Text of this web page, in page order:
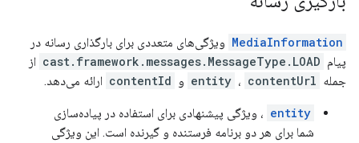
MediaInformation ویژگی‌های متعددی برای بارگذاری رسانه در
پیام cast.framework.messages.MessageType.LOAD از
جمله
entity ، contentUrl و contentId ارائه می‌دهد.
entity ، ویژگی پیشنهادی برای استفاده در پیاده‌سازی
شما برای هر دو برنامه فرستنده و گیرنده است. این ویژگی